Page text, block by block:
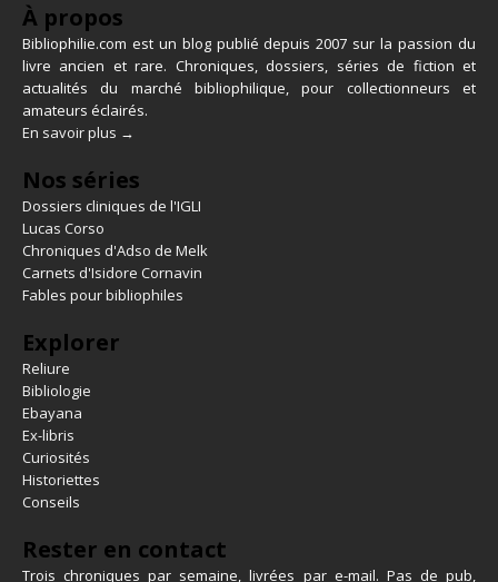
À propos
Bibliophilie.com est un blog publié depuis 2007 sur la passion du
livre ancien et rare. Chroniques, dossiers, séries de fiction et
actualités du marché bibliophilique, pour collectionneurs et
amateurs éclairés.
En savoir plus →
Nos séries
Dossiers cliniques de l'IGLI
Lucas Corso
Chroniques d'Adso de Melk
Carnets d'Isidore Cornavin
Fables pour bibliophiles
Explorer
Reliure
Bibliologie
Ebayana
Ex-libris
Curiosités
Historiettes
Conseils
Rester en contact
Trois chroniques par semaine, livrées par e-mail. Pas de pub,